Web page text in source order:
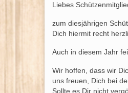
Liebes
zum diesjährigen
Dich hiermit recht
Auch in diesem Jahr
Wir hoffen, dass wir
uns freuen, Dich bei
Sollte es Dir nicht